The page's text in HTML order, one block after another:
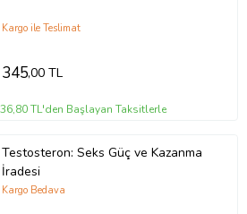
Kargo ile Teslimat
345,00 TL
36,80 TL'den Başlayan Taksitlerle
Testosteron: Seks Güç ve Kazanma
İradesi
Kargo Bedava